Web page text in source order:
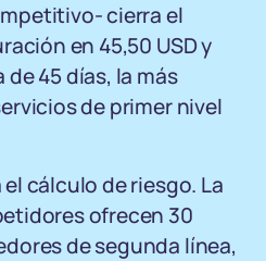
cierra el
en 45,50 USD y
45 días, la más
de primer nivel
cálculo de riesgo. La
ofrecen 30
de segunda línea,